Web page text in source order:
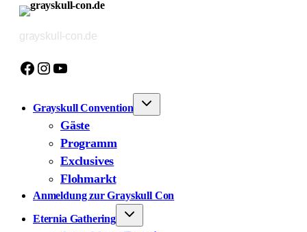
Zum
springen
grayskull-con.de
Facebook
Instagram
YouTube
Grayskull Convention
Gäste
Programm
Exclusives
Flohmarkt
Anmeldung zur Grayskull Con
Eternia Gathering